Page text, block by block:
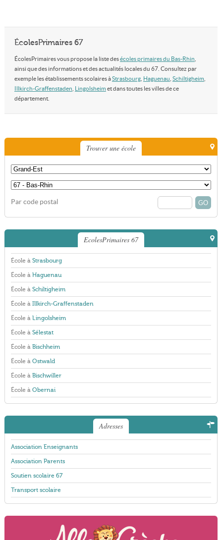
ÉcolesPrimaires 67
ÉcolesPrimaires vous propose la liste desécoles primaires du Bas-Rhin
ainsi que des informations et des actualités locales du 67. Consultez par
exemple les établissements scolaires àStrasbourg, Haguenau Schiltigheim
Illkirch-Graffenstaden Lingolsheim et dans toutes les villes de ce
département.
Trouver une école
Par code postal
EcolesPrimaires 67
École à Strasbourg
École à Haguenau
École à Schiltigheim
École à Illkirch-Graffenstaden
École à Lingolsheim
École à Sélestat
École à Bischheim
École à Ostwald
École à Bischwiller
École à Obernai
Adresses
Association Enseignants
Association Parents
Soutien scolaire 67
Transport scolaire